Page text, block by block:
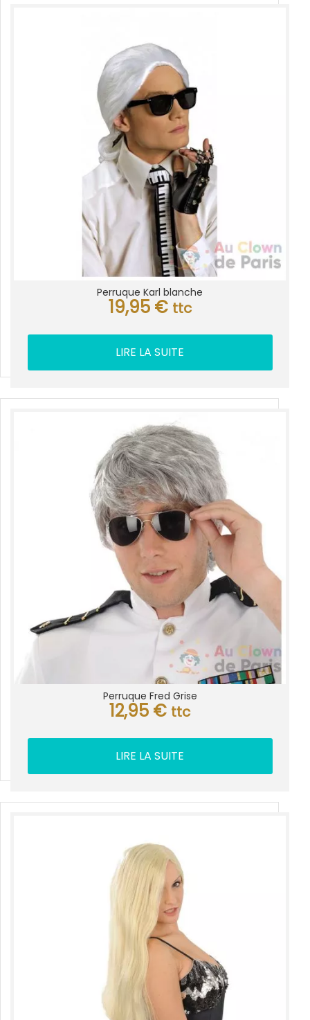
Perruque Karl blanche
19,95 € ttc
LIRE LA SUITE
Perruque Fred Grise
12,95 € ttc
LIRE LA SUITE